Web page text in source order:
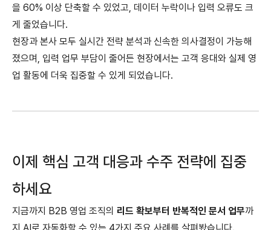
을 60% 이상 단축할 수 있었고, 데이터 누락이나 입력 오류도 크
게 줄었습니다.
현장과 본사 모두 실시간 전략 분석과 신속한 의사결정이 가능해
졌으며, 입력 업무 부담이 줄어든 현장에서는 고객 응대와 실제 영
업 활동에 더욱 집중할 수 있게 되었습니다.
이제 핵심 고객 대응과 수주 전략에 집중
하세요
지금까지 B2B 영업 조직의 리드 확보부터 반복적인 문서 업무까
지 AI로 자동화할 수 있는 4가지 주요 사례를 살펴봤습니다.